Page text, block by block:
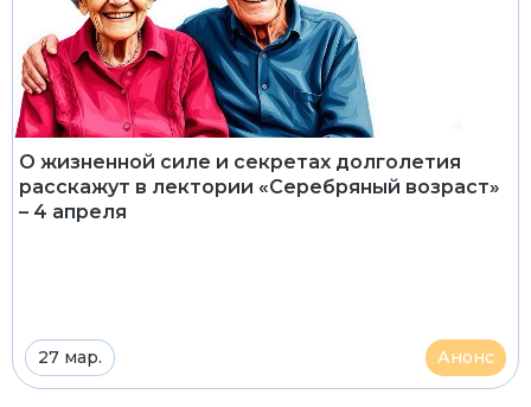
О жизненной силе и секретах долголетия
расскажут в лектории «Серебряный возраст»
– 4 апреля
27 мар. Анонс